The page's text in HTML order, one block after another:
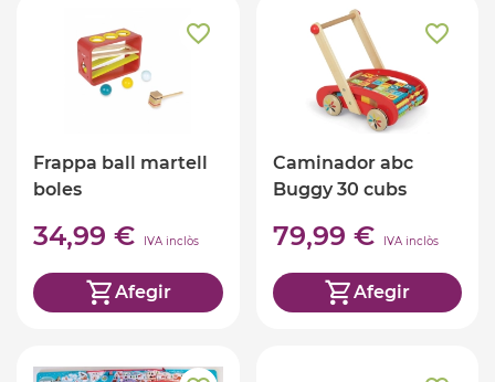
Frappa ball martell
boles
34,99 € IVA inclòs
Afegir
Caminador abc
Buggy 30 cubs
79,99 € IVA inclòs
Afegir